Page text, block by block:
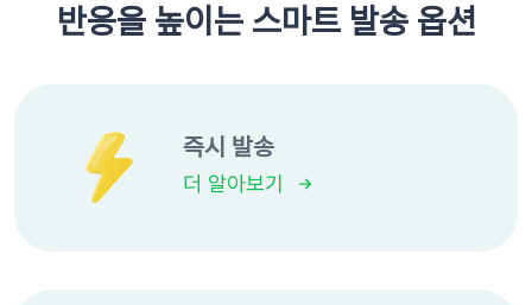
반응을 높이는 스마트 발송 옵션
즉시 발송
더 알아보기